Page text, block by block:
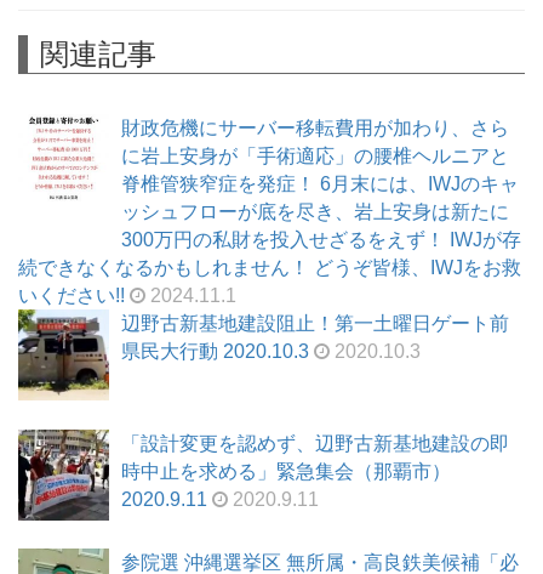
関連記事
財政危機にサーバー移転費用が加わり、さら
に岩上安身が「手術適応」の腰椎ヘルニアと
脊椎管狭窄症を発症！ 6月末には、IWJのキャ
ッシュフローが底を尽き、岩上安身は新たに
300万円の私財を投入せざるをえず！ IWJが存
続できなくなるかもしれません！ どうぞ皆様、IWJをお救
いください!!
2024.11.1
辺野古新基地建設阻止！第一土曜日ゲート前
県民大行動 2020.10.3
2020.10.3
「設計変更を認めず、辺野古新基地建設の即
時中止を求める」緊急集会（那覇市）
2020.9.11
2020.9.11
参院選 沖縄選挙区 無所属・高良鉄美候補「必